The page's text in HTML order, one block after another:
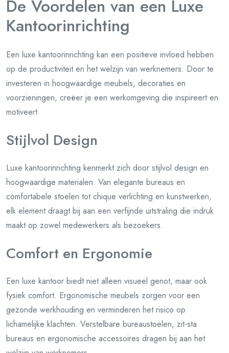
De Voordelen van een Luxe
Kantoorinrichting
Een luxe kantoorinrichting kan een positieve invloed hebben
op de productiviteit en het welzijn van werknemers. Door te
investeren in hoogwaardige meubels, decoraties en
voorzieningen, creëer je een werkomgeving die inspireert en
motiveert.
Stijlvol Design
Luxe kantoorinrichting kenmerkt zich door stijlvol design en
hoogwaardige materialen. Van elegante bureaus en
comfortabele stoelen tot chique verlichting en kunstwerken,
elk element draagt bij aan een verfijnde uitstraling die indruk
maakt op zowel medewerkers als bezoekers.
Comfort en Ergonomie
Een luxe kantoor biedt niet alleen visueel genot, maar ook
fysiek comfort. Ergonomische meubels zorgen voor een
gezonde werkhouding en verminderen het risico op
lichamelijke klachten. Verstelbare bureaustoelen, zit-sta
bureaus en ergonomische accessoires dragen bij aan het